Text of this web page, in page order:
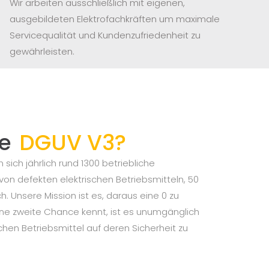
Wir arbeiten ausschließlich mit eigenen,
ausgebildeten Elektrofachkräften um maximale
Servicequalität und Kundenzufriedenheit zu
gewährleisten.
DGUV V3?
jährlich rund 1300 betriebliche
defekten elektrischen Betriebsmitteln, 50
Unsere Mission ist es, daraus eine 0 zu
zweite Chance kennt, ist es unumgänglich
Betriebsmittel auf deren Sicherheit zu